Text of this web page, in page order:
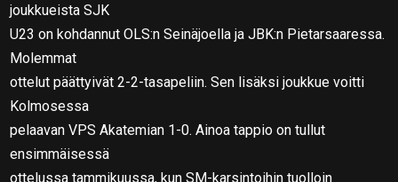
joukkueista SJK
U23 on kohdannut OLS:n Seinäjoella ja JBK:n Pietarsaaressa.
Molemmat
ottelut päättyivät 2-2-tasapeliin. Sen lisäksi joukkue voitti
Kolmosessa
pelaavan VPS Akatemian 1-0. Ainoa tappio on tullut
ensimmäisessä
ottelussa tammikuussa, kun SM-karsintoihin tuolloin